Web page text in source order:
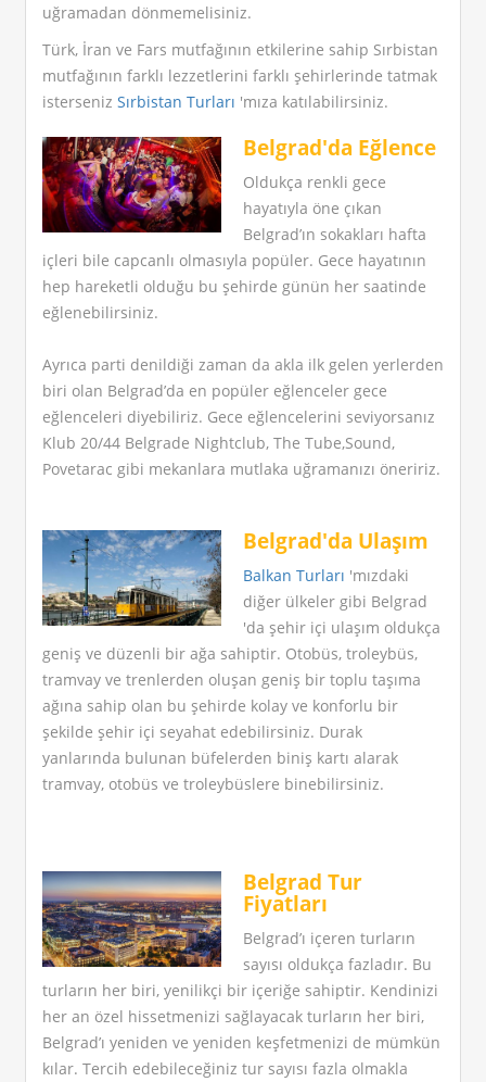
uğramadan dönmemelisiniz.
Türk, İran ve Fars mutfağının etkilerine sahip Sırbistan
mutfağının farklı lezzetlerini farklı şehirlerinde tatmak
isterseniz Sırbistan Turları 'mıza katılabilirsiniz.
Belgrad'da Eğlence
Oldukça renkli gece
hayatıyla öne çıkan
Belgrad’ın sokakları hafta
içleri bile capcanlı olmasıyla popüler. Gece hayatının
hep hareketli olduğu bu şehirde günün her saatinde
eğlenebilirsiniz.
Ayrıca parti denildiği zaman da akla ilk gelen yerlerden
biri olan Belgrad’da en popüler eğlenceler gece
eğlenceleri diyebiliriz. Gece eğlencelerini seviyorsanız
Klub 20/44 Belgrade Nightclub, The Tube,Sound,
Povetarac gibi mekanlara mutlaka uğramanızı öneririz.
Belgrad'da Ulaşım
Balkan Turları 'mızdaki
diğer ülkeler gibi Belgrad
'da şehir içi ulaşım oldukça
geniş ve düzenli bir ağa sahiptir. Otobüs, troleybüs,
tramvay ve trenlerden oluşan geniş bir toplu taşıma
ağına sahip olan bu şehirde kolay ve konforlu bir
şekilde şehir içi seyahat edebilirsiniz. Durak
yanlarında bulunan büfelerden biniş kartı alarak
tramvay, otobüs ve troleybüslere binebilirsiniz.
Belgrad Tur
Fiyatları
Belgrad’ı içeren turların
sayısı oldukça fazladır. Bu
turların her biri, yenilikçi bir içeriğe sahiptir. Kendinizi
her an özel hissetmenizi sağlayacak turların her biri,
Belgrad’ı yeniden ve yeniden keşfetmenizi de mümkün
kılar. Tercih edebileceğiniz tur sayısı fazla olmakla